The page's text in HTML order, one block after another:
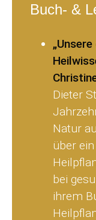
Buch- &
Dieter
Natur
über
bei
ihrem